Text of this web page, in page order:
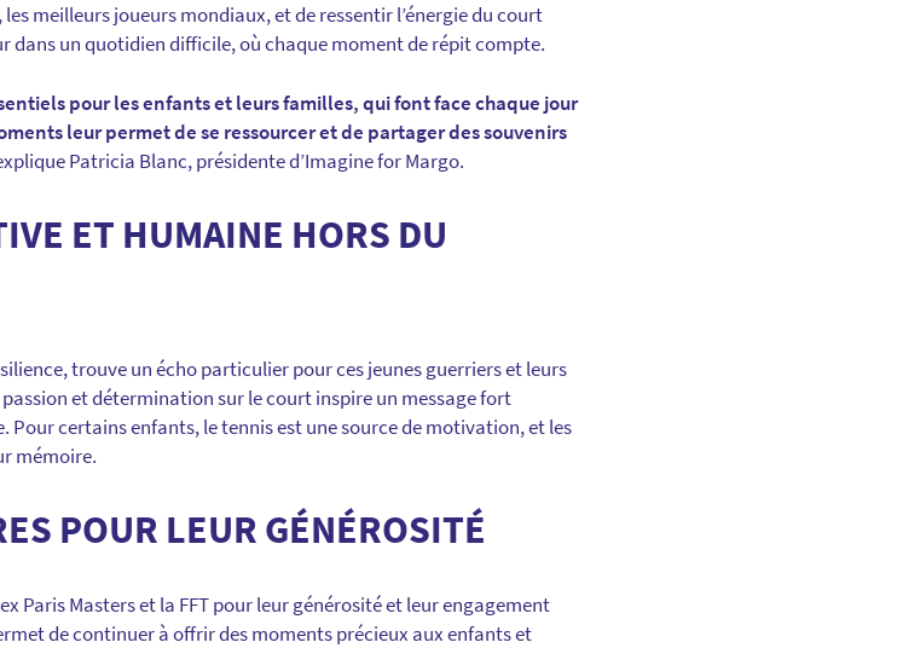
meilleurs joueurs mondiaux, et de ressentir l’énergie du court
dans un quotidien difficile, où chaque moment de répit compte.
pour les enfants et leurs familles, qui font face chaque jour
leur permet de se ressourcer et de partager des souvenirs
Patricia Blanc, présidente d’Imagine for Margo.
ET HUMAINE HORS DU
trouve un écho particulier pour ces jeunes guerriers et leurs
et détermination sur le court inspire un message fort
Pour certains enfants, le tennis est une source de motivation, et les
mémoire.
POUR LEUR GÉNÉROSITÉ
Paris Masters et la FFT pour leur générosité et leur engagement
de continuer à offrir des moments précieux aux enfants et